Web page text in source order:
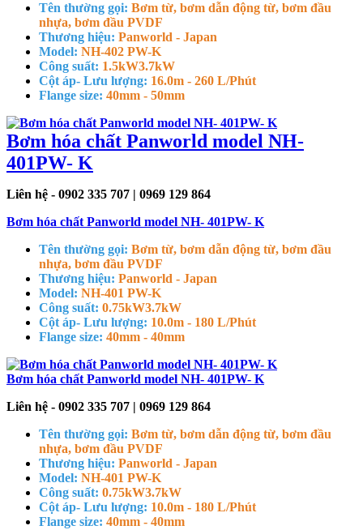
Tên thường gọi: Bơm từ, bơm dẫn động từ, bơm đầu
nhựa, bơm đầu PVDF
Thương hiệu: Panworld - Japan
Model: NH-402 PW-K
Công suất: 1.5kW3.7kW
Cột áp- Lưu lượng: 16.0m - 260 L/Phút
Flange size: 40mm - 50mm
Bơm hóa chất Panworld model NH-
401PW- K
Liên hệ - 0902 335 707 | 0969 129 864
Bơm hóa chất Panworld model NH- 401PW- K
Tên thường gọi: Bơm từ, bơm dẫn động từ, bơm đầu
nhựa, bơm đầu PVDF
Thương hiệu: Panworld - Japan
Model: NH-401 PW-K
Công suất: 0.75kW3.7kW
Cột áp- Lưu lượng: 10.0m - 180 L/Phút
Flange size: 40mm - 40mm
Bơm hóa chất Panworld model NH- 401PW- K
Liên hệ - 0902 335 707 | 0969 129 864
Tên thường gọi: Bơm từ, bơm dẫn động từ, bơm đầu
nhựa, bơm đầu PVDF
Thương hiệu: Panworld - Japan
Model: NH-401 PW-K
Công suất: 0.75kW3.7kW
Cột áp- Lưu lượng: 10.0m - 180 L/Phút
Flange size: 40mm - 40mm